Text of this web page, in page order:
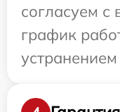
согласуем с
график